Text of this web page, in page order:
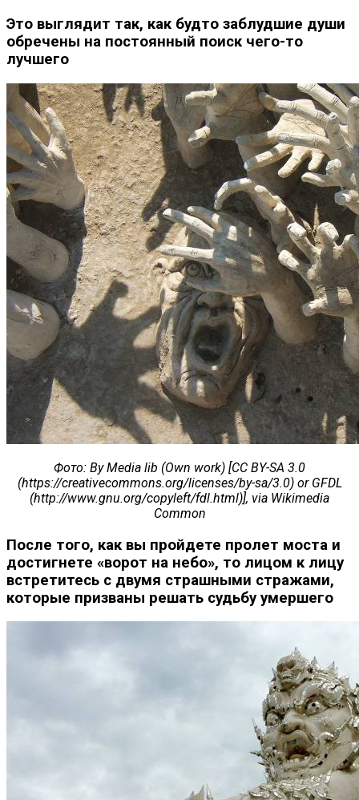
Это выглядит так, как будто заблудшие души
обречены на постоянный поиск чего-то
лучшего
Фото: By Media lib (Own work) [CC BY-SA 3.0
(https://creativecommons.org/licenses/by-sa/3.0) or GFDL
(http://www.gnu.org/copyleft/fdl.html)], via Wikimedia
Common
После того, как вы пройдете пролет моста и
достигнете «ворот на небо», то лицом к лицу
встретитесь с двумя страшными стражами,
которые призваны решать судьбу умершего